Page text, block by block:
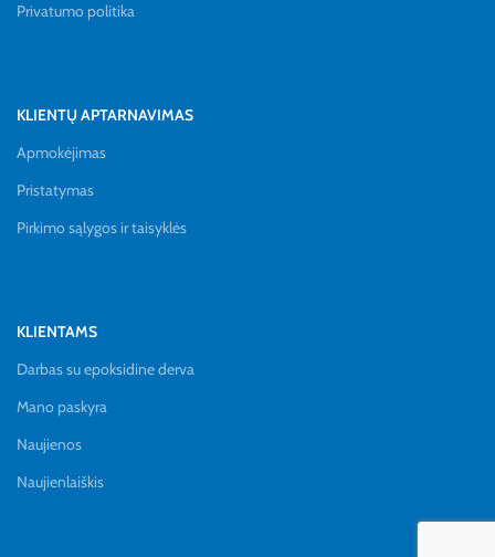
Privatumo politika
KLIENTŲ APTARNAVIMAS
Apmokėjimas
Pristatymas
Pirkimo sąlygos ir taisyklės
KLIENTAMS
Darbas su epoksidine derva
Mano paskyra
Naujienos
Naujienlaiškis